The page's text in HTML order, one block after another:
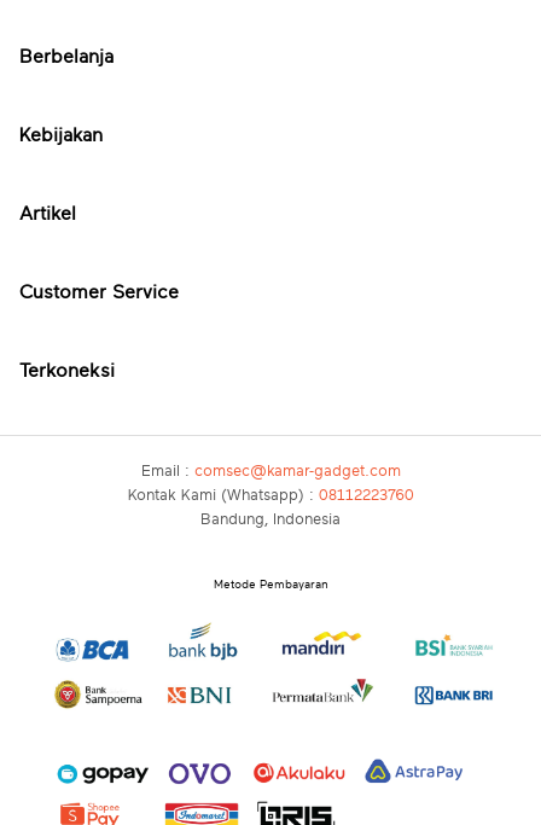
Berbelanja
Kebijakan
Artikel
Customer Service
Terkoneksi
Email : comsec@kamar-gadget.com
Kontak Kami (Whatsapp) : 08112223760
Bandung, Indonesia
Metode Pembayaran